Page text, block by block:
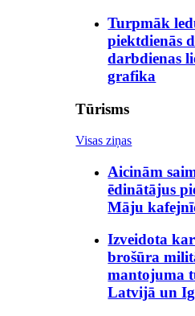
Turpmāk
piektdienās
darbdienas
grafika
Tūrisms
Visas ziņas
Aicinām
ēdinātājus
Māju
Izveidota
brošūra
mantojuma
Latvijā un